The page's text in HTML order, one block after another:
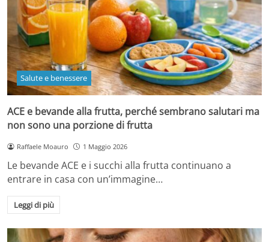
Salute e benessere
ACE e bevande alla frutta, perché sembrano salutari ma
non sono una porzione di frutta
Raffaele Moauro 1 Maggio 2026
Le bevande ACE e i succhi alla frutta continuano a
entrare in casa con un’immagine…
Leggi di più